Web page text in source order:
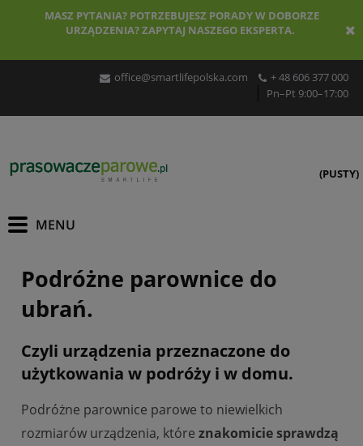
MASZ PYTANIA? POTRZEBUJESZ PORADY W DOBORZE
URZĄDZENIA? ZAPYTAJ NASZEGO EKSPERTA.
office@smartlifepolska.com
+ 48 606 377 000
Pn–Pt 9:00–17:00
(PUSTY)
Podróżne parownice do
ubrań.
Czyli urządzenia przeznaczone do
użytkowania w podróży i w domu.
Podróżne parownice parowe to niewielkich
rozmiarów urządzenia, które znakomicie sprawdzą